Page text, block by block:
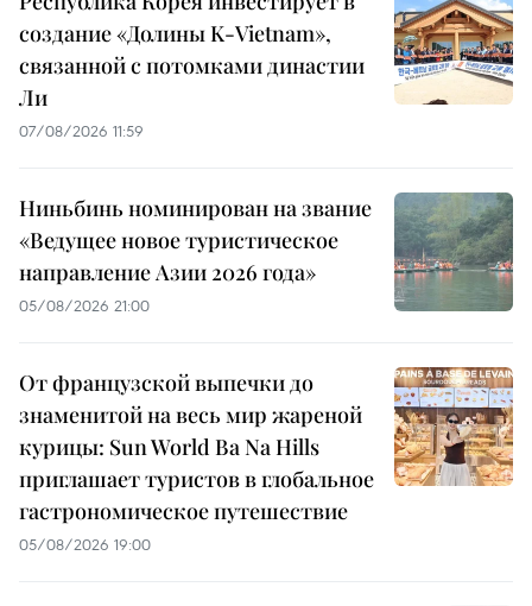
создание «Долины K-Vietnam»,
связанной с потомками династии
Ли
07/08/2026 11:59
Ниньбинь номинирован на звание
«Ведущее новое туристическое
направление Азии 2026 года»
05/08/2026 21:00
От французской выпечки до
знаменитой на весь мир жареной
курицы: Sun World Ba Na Hills
приглашает туристов в глобальное
гастрономическое путешествие
05/08/2026 19:00